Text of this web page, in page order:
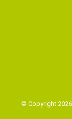
© Copyright